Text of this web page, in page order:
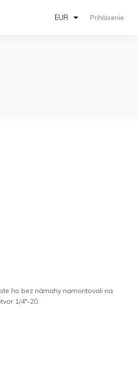
EUR Prihlásenie
ho bez námahy namontovali na
1/4"-20.